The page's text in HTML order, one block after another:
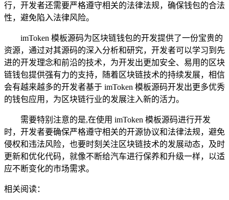
行，开发者还需要严格遵守相关的法律法规，确保钱包的合法
性，避免陷入法律风险。
imToken 模板源码为区块链钱包的开发提供了一份宝贵的
资源，通过对其源码的深入分析和研究，开发者可以学习到先
进的开发理念和前沿的技术，为开发出更加安全、易用的区块
链钱包提供强有力的支持，随着区块链技术的持续发展，相信
会有越来越多的开发者基于 imToken 模板源码开发出更多优秀
的钱包应用，为区块链行业的发展注入新的活力。
需要特别注意的是,在使用 imToken 模板源码进行开发
时，开发者要确保严格遵守相关的开源协议和法律法规，避免
侵权和违法风险，也要时刻关注区块链技术的发展动态，及时
更新和优化代码，就像不断给汽车进行保养和升级一样，以适
应不断变化的市场需求。
相关阅读：